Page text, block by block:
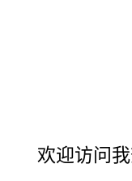
欢迎访问